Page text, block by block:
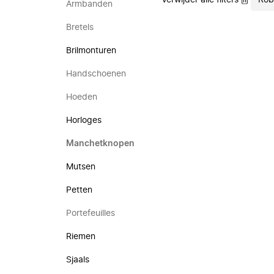
Armbanden
Bretels
Brilmonturen
Handschoenen
Hoeden
Horloges
Manchetknopen
Mutsen
Petten
Portefeuilles
Riemen
Sjaals